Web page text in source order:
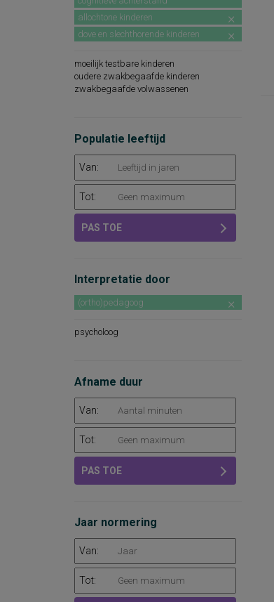
allochtone kinderen
dove en slechthorende kinderen
moeilijk testbare kinderen
oudere zwakbegaafde kinderen
zwakbegaafde volwassenen
Populatie leeftijd
Van:
Tot:
PAS TOE
Interpretatie door
(ortho)pedagoog
psycholoog
Afname duur
Van:
Tot:
PAS TOE
Jaar normering
Van:
Tot: